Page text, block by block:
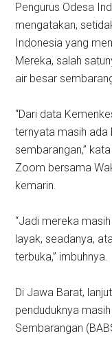
Pengurus Odesa
mengatakan,
Indonesia yang
Mereka, salah
air besar
“Dari data
ternyata masih ada
sembarangan,”
Zoom bersama
kemarin.
“Jadi mereka
layak, seadanya,
terbuka‎,” imbuhnya.‎
Di Jawa Barat,
penduduknya
Sembarangan